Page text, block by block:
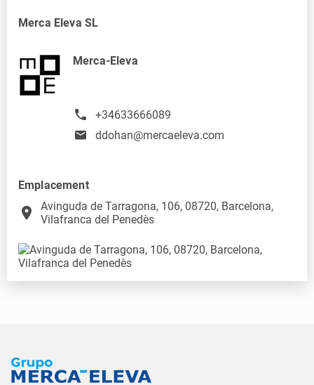
Merca Eleva SL
Merca-Eleva
+34633666089
ddohan@mercaeleva.com
Emplacement
place
Avinguda de Tarragona, 106, 08720, Barcelona,
Vilafranca del Penedès